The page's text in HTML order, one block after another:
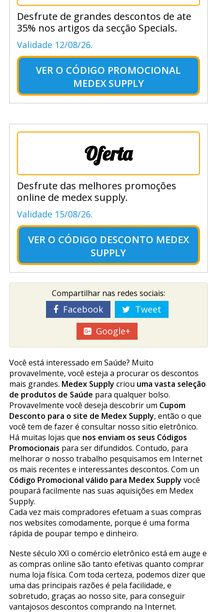
Desfrute de grandes descontos de ate
35% nos artigos da secção Specials.
Validade 12/08/26.
VER O CÓDIGO PROMOCIONAL
MEDEX SUPPLY
Oferta
Desfrute das melhores promoções
online de medex supply.
Validade 15/08/26.
VER O CÓDIGO DESCONTO MEDEX
SUPPLY
Compartilhar nas redes sociais:
Facebook
Tweet
Google+
Você está interessado em Saúde? Muito
provavelmente, você esteja a procurar os descontos
mais grandes. Medex Supply criou uma vasta seleção
de produtos de Saúde para qualquer bolso.
Provavelmente você deseja descobrir um Cupom
Desconto para o site de Medex Supply, então o que
você tem de fazer é consultar nosso sitio eletrônico.
Há muitas lojas que nos enviam os seus Códigos
Promocionais para ser difundidos. Contudo, para
melhorar o nosso trabalho pesquisamos em Internet
os mais recentes e interessantes descontos. Com un
Código Promocional válido para Medex Supply você
poupará facilmente nas suas aquisições em Medex
Supply.
Cada vez mais compradores efetuam a suas compras
nos websites comodamente, porque é uma forma
rápida de poupar tempo e dinheiro.
Neste século XXI o comércio eletrônico está em auge e
as compras online são tanto efetivas quanto comprar
numa loja física. Com toda certeza, podemos dizer que
uma das principais razões é pela facilidade, e
sobretudo, graças ao nosso site, para conseguir
vantajosos descontos comprando na Internet.